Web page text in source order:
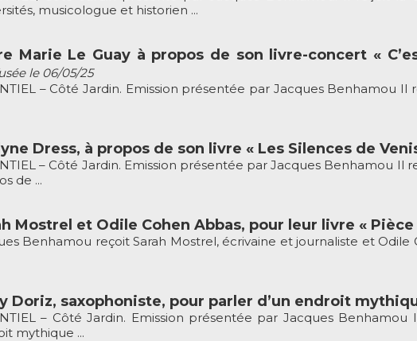
musicologue et historien ...
Marie Le Guay à propos de son livre-concert «
le 06/05/25
– Côté Jardin. Emission présentée par Jacques Benhamou
Dress, à propos de son livre « Les Silences de
– Côté Jardin. Emission présentée par Jacques Benhamou
de ...
Mostrel et Odile Cohen Abbas, pour leur livre «
Benhamou reçoit Sarah Mostrel, écrivaine et journaliste et
Doriz, saxophoniste, pour parler d’un endroit
– Côté Jardin. Emission présentée par Jacques
mythique ...